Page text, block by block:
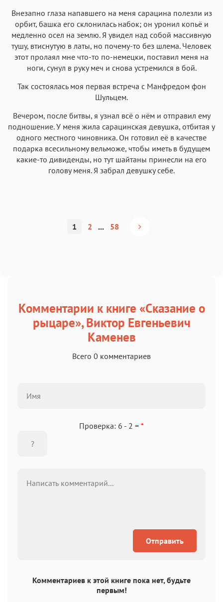
Внезапно глаза напавшего на меня сарацина полезли из
орбит, башка его склонилась набок; он уронил копьё и
медленно осел на землю. Я увидел над собой массивную
тушу, втиснутую в латы, но почему-то без шлема. Человек
этот пролаял мне что-то по-немецки, поставил меня на
ноги, сунул в руку меч и снова устремился в бой.
Так состоялась моя первая встреча с Манфредом фон
Шульцем.
Вечером, после битвы, я узнал всё о нём и отправил ему
подношение. У меня жила сарацинская девушка, отбитая у
одного местного чиновника. Он готовил её в качестве
подарка всесильному вельможе, чтобы иметь в будущем
какие-то дивиденды, но тут шайтаны принесли на его
голову меня. Я забрал девушку себе.
1 2 ... 58
Комментарии к книге «Сказание о
рыцаре», Виктор Евгеньевич
Каменев
Всего 0 комментариев
Проверка: 6 - 2 = *
Отправить
Комментариев к этой книге пока нет, будьте
первым!